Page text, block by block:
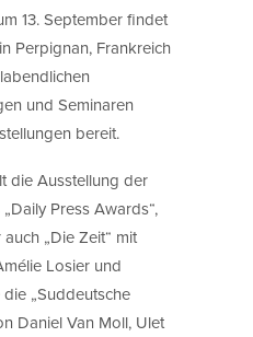
13. September findet
Perpignan, Frankreich
und Seminaren
bereit.
die Ausstellung der
Press Awards“,
„Die Zeit“ mit
Losier und
„Suddeutsche
Daniel Van Moll, Ulet